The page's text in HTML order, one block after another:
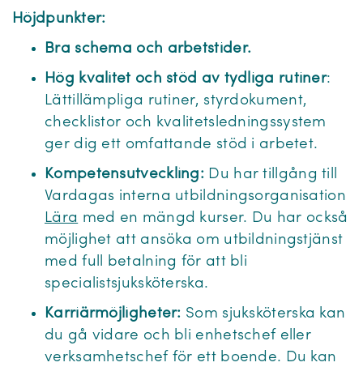
Höjdpunkter:
Bra schema och arbetstider.
Hög kvalitet och stöd av tydliga rutiner:
Lättillämpliga rutiner, styrdokument,
checklistor och kvalitetsledningssystem
ger dig ett omfattande stöd i arbetet.
Kompetensutveckling: Du har tillgång till
Vardagas interna utbildningsorganisation
Lära med en mängd kurser. Du har också
möjlighet att ansöka om utbildningstjänst
med full betalning för att bli
specialistsjuksköterska.
Karriärmöjligheter: Som sjuksköterska kan
du gå vidare och bli enhetschef eller
verksamhetschef för ett boende. Du kan